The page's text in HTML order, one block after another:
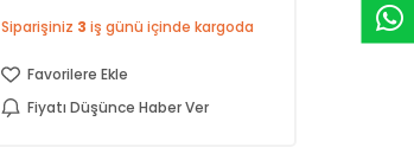
Siparişiniz 3 iş günü içinde kargoda
Favorilere Ekle
Fiyatı Düşünce Haber Ver